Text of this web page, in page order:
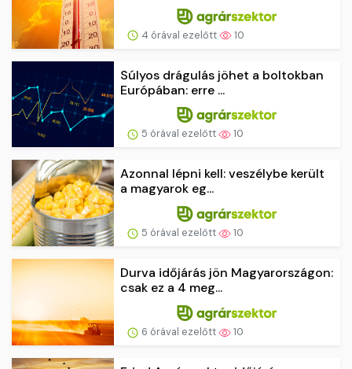
4 órával ezelőtt 10
Súlyos drágulás jöhet a boltokban
Európában: erre ...
5 órával ezelőtt 10
Azonnal lépni kell: veszélybe került
a magyarok eg...
5 órával ezelőtt 10
Durva időjárás jön Magyarországon:
csak ez a 4 meg...
6 órával ezelőtt 10